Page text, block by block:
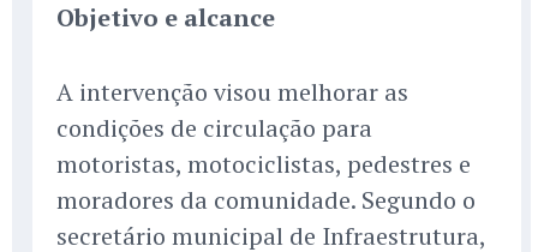
Objetivo e alcance
A intervenção visou melhorar as
condições de circulação para
motoristas, motociclistas, pedestres e
moradores da comunidade. Segundo o
secretário municipal de Infraestrutura,